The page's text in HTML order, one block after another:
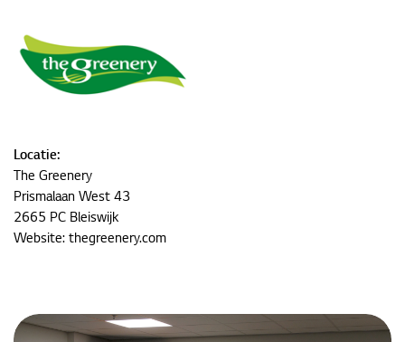
Locatie:
The Greenery
Prismalaan West 43
2665 PC Bleiswijk
Website: thegreenery.com